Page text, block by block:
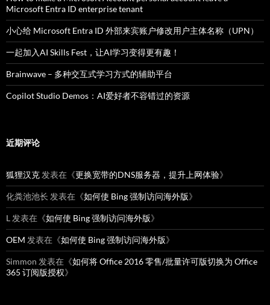
Microsoft Entra ID enterprise tenant
小心给 Microsoft Entra ID 外部来宾账户修改用户主体名称（UPN）
一起加入AI Skills Fest，让AI学习变得更有趣！
Brainwave – 多种交互式学习方式的辅助平台
Copilot Studio Demos：AI爱好者不容错过的资源
近期评论
狐狸汉克发表在《更换宽带的DNS服务器，提升上网体验》
化粪池池长 发表在《如何使 Bing 强制访问海外版》
L发表在《如何使 Bing 强制访问海外版》
OEM 发表在《如何使 Bing 强制访问海外版》
Simmon 发表在《如何将 Office 2016 零售/批量许可版切换为 Office
365 订阅版授权》